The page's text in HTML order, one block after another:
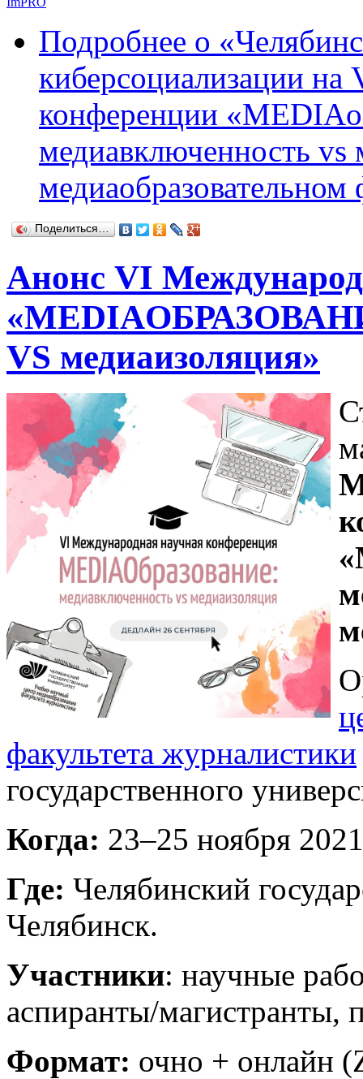
Подробнее о
киберсоциализации
конференции
медиавключенность vs
Поделиться…
Анонс VI
VS медиаизоляция»
факультета журналистики
государственного
Когда: 23–25 ноября
Где: Челябинский
Челябинск.
Участники: научные
аспиранты/магистранты,
Формат: очно + онлайн